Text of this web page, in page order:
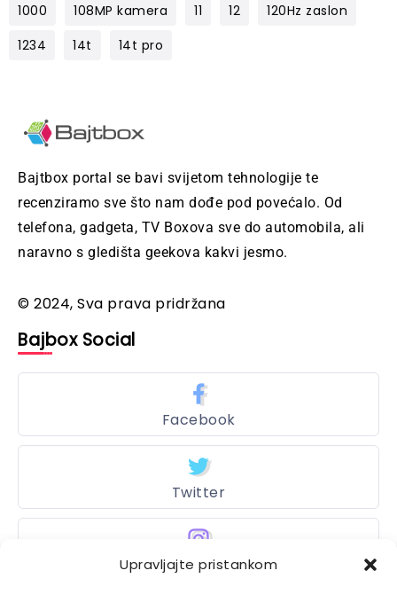
Upravljajte pristankom
1000
108MP kamera 11 12
120Hz zaslon
1234
14t 14t pro
Bajtbox portal se bavi svijetom tehnologije te
recenziramo sve što nam dođe pod povećalo. Od
telefona, gadgeta, TV Boxova sve do automobila, ali
naravno s gledišta geekova kakvi jesmo.
© 2024, Sva prava pridržana
Bajbox Social
Facebook
Twitter
Instagram